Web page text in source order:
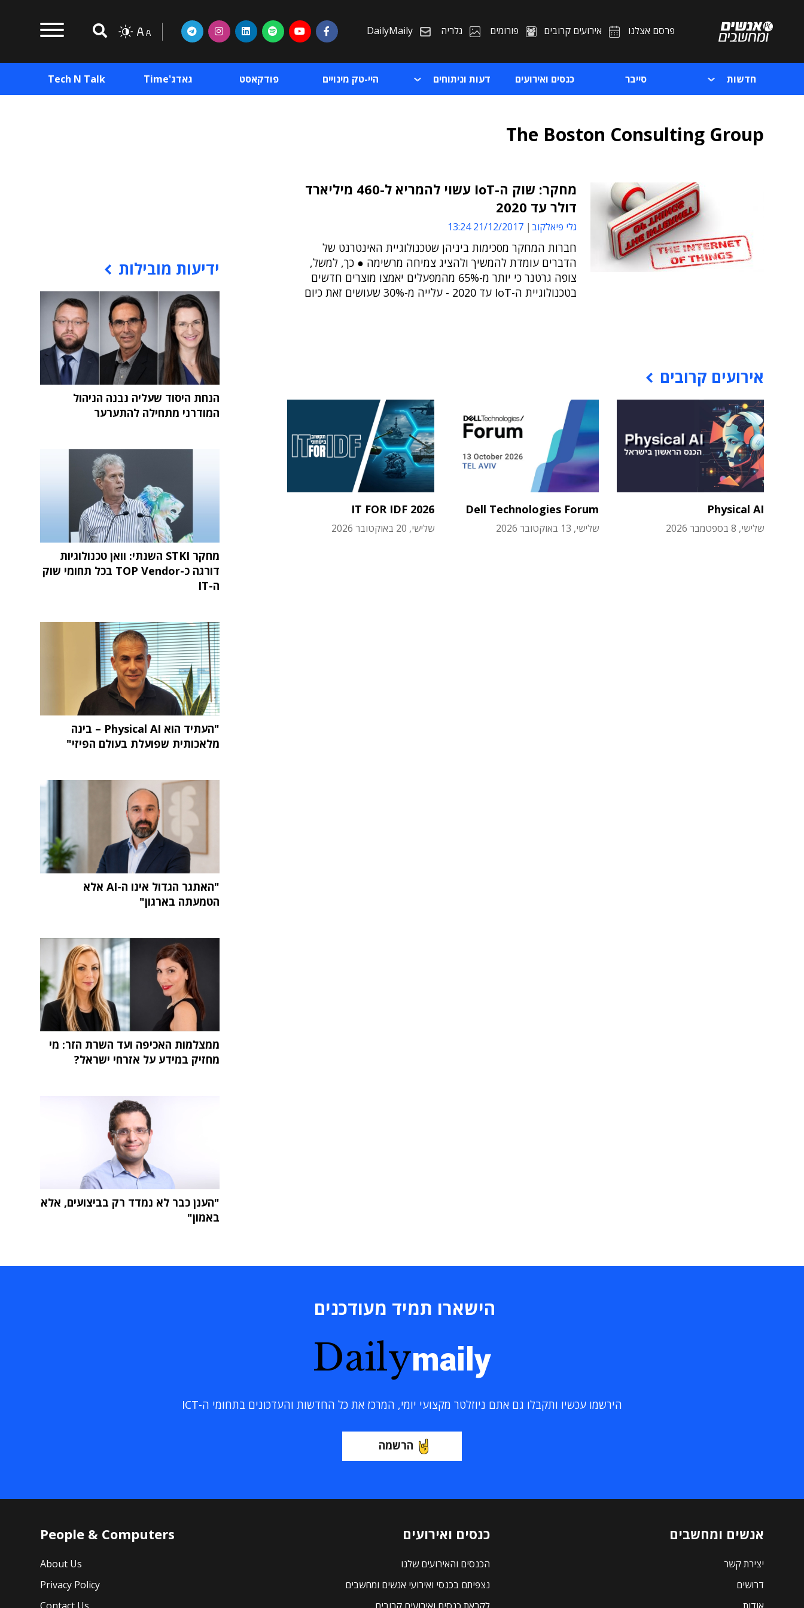
פרסם אצלנו אירועים קרובים פורומים גלריה DailyMaily
חדשות סייבר כנסים ואירועים דעות וניתוחים היי-טק מינויים פודקאסט גאדג'Time Tech N Talk
The Boston Consulting Group
מחקר: שוק ה-IoT עשוי להמריא ל-460 מיליארד
דולר עד 2020
גלי פיאלקוב 21/12/2017 13:24
חברות המחקר מסכימות ביניהן שטכנולוגיית האינטרנט של
הדברים עומדת להמשיך ולהציג צמיחה מרשימה ● כך, למשל,
צופה גרטנר כי יותר מ-65% מהמפעלים יאמצו מוצרים חדשים
בטכנולוגיית ה-IoT עד 2020 - עלייה מ-30% שעושים זאת כיום
אירועים קרובים
Physical AI
שלישי, 8 בספטמבר 2026
Dell Technologies Forum
שלישי, 13 באוקטובר 2026
IT FOR IDF 2026
שלישי, 20 באוקטובר 2026
ידיעות מובילות
הנחת היסוד שעליה נבנה הניהול
המודרני מתחילה להתערער
מחקר STKI השנתי: וואן טכנולוגיות
דורגה כ-TOP Vendor בכל תחומי שוק
ה-IT
"העתיד הוא Physical AI – בינה
מלאכותית שפועלת בעולם הפיזי"
"האתגר הגדול אינו ה-AI אלא
הטמעתה בארגון"
ממצלמות האכיפה ועד השרת הזר: מי
מחזיק במידע על אזרחי ישראל?
"הענן כבר לא נמדד רק בביצועים, אלא
באמון"
הישארו תמיד מעודכנים
Dailymaily
הירשמו עכשיו ותקבלו גם אתם ניוזלטר מקצועי יומי, המרכז את כל החדשות והעדכונים בתחומי ה-ICT
הרשמה
אנשים ומחשבים
יצירת קשר
דרושים
כנסים ואירועים
הכנסים והאירועים שלנו
נצפיתם בכנסי ואירועי אנשים ומחשבים
People & Computers
About Us
Privacy Policy